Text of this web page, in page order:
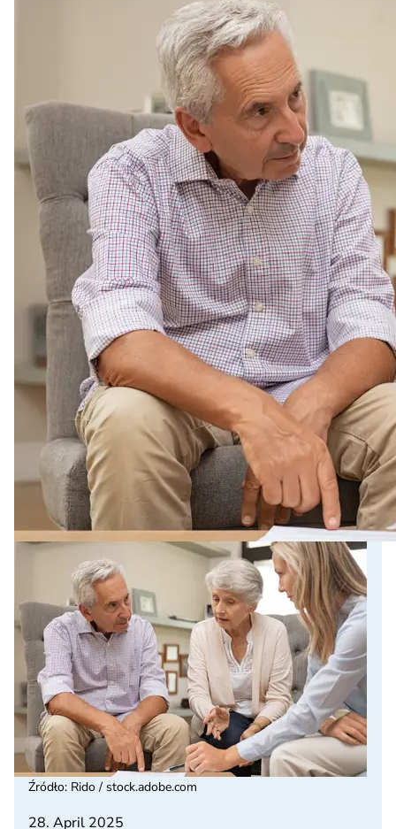
28. April 2025
Źródło: Rido / stock.adobe.com